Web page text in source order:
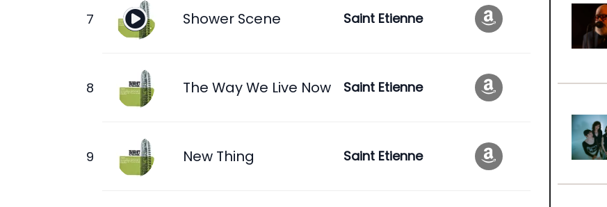
Shower Scene Saint Etienne
The Way We Live Now Saint Etienne
New Thing Saint Etienne